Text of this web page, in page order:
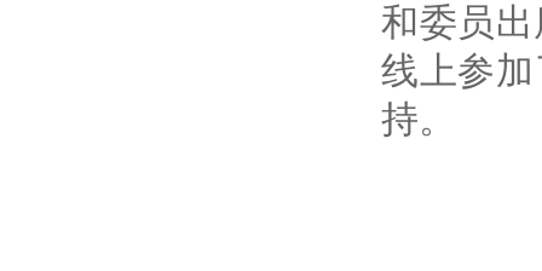
和委员
线上参
持。